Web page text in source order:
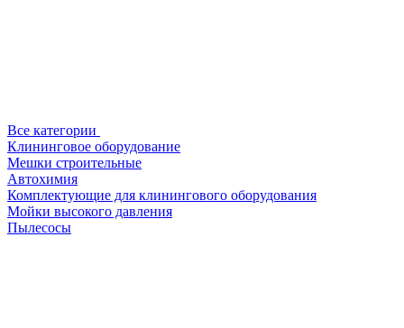
Все категории
Клининговое оборудование
Мешки строительные
Автохимия
Комплектующие для клинингового оборудования
Мойки высокого давления
Пылесосы